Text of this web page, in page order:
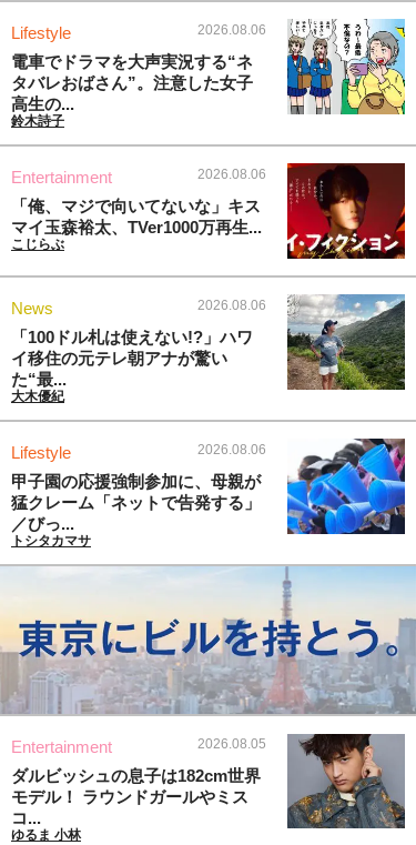
Lifestyle 2026.08.06
電車でドラマを大声実況する“ネ
タバレおばさん”。注意した女子
高生の...
鈴木詩子
Entertainment 2026.08.06
「俺、マジで向いてないな」キス
マイ玉森裕太、TVer1000万再生...
こじらぶ
News 2026.08.06
「100ドル札は使えない!?」ハワ
イ移住の元テレ朝アナが驚い
た“最...
大木優紀
Lifestyle 2026.08.06
甲子園の応援強制参加に、母親が
猛クレーム「ネットで告発する」
／びっ...
トシタカマサ
Entertainment 2026.08.05
ダルビッシュの息子は182cm世界
モデル！ ラウンドガールやミス
コ...
ゆるま 小林